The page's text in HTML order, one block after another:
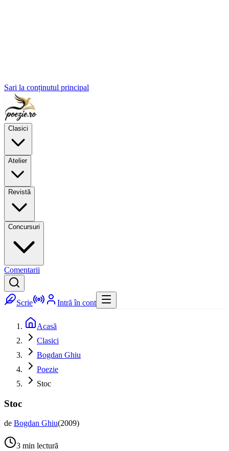
Sari la conținutul principal
Clasici
Atelier
Revistă
Concursuri
Comentarii
Scrie Intră în cont
Acasă
Clasici
Bogdan Ghiu
Poezie
Stoc
Stoc
de Bogdan Ghiu(2009)
3 min lectură